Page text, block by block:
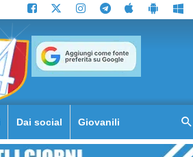
Dai social Giovanili